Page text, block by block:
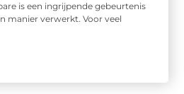
is een ingrijpende gebeurtenis
manier verwerkt. Voor veel